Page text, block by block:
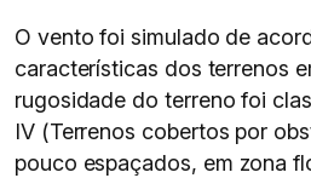
O vento foi simulado de
características dos terrenos
rugosidade do terreno foi
IV (Terrenos cobertos por
pouco espaçados, em zona